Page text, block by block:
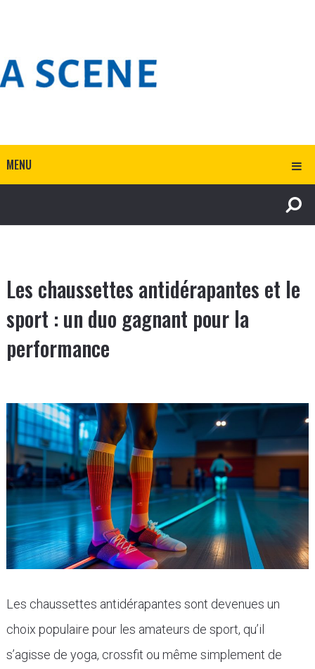
MENU
Les chaussettes antidérapantes et le
sport : un duo gagnant pour la
performance
Les chaussettes antidérapantes sont devenues un
choix populaire pour les amateurs de sport, qu’il
s’agisse de yoga, crossfit ou même simplement de